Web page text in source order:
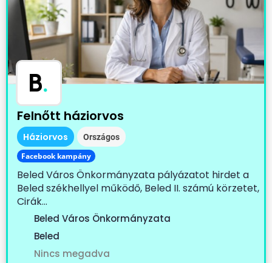
B.
Felnőtt háziorvos
Háziorvos Országos
Facebook kampány
Beled Város Önkormányzata pályázatot hirdet a
Beled székhellyel működő, Beled II. számú körzetet,
Cirák...
Beled Város Önkormányzata
Beled
Nincs megadva